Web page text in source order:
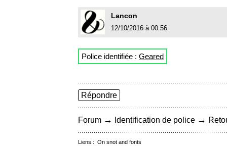
Lancon
12/10/2016 à 00:56
Police identifiée : Geared
Répondre
Forum → Identification de police →
Liens : On snot and fonts